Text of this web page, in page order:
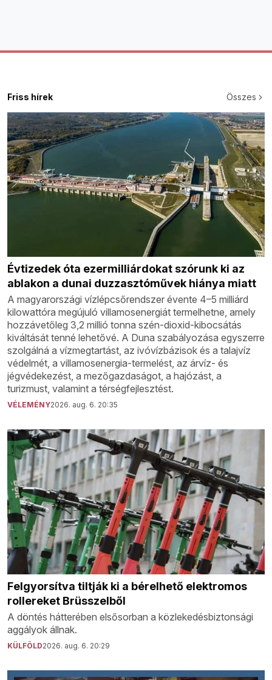
Friss hírek Összes
Évtizedek óta ezermilliárdokat szórunk ki az
ablakon a dunai duzzasztóművek hiánya miatt
A magyarországi vízlépcsőrendszer évente 4–5 milliárd
kilowattóra megújuló villamosenergiát termelhetne, amely
hozzávetőleg 3,2 millió tonna szén-dioxid-kibocsátás
kiváltását tenné lehetővé. A Duna szabályozása egyszerre
szolgálná a vízmegtartást, az ivóvízbázisok és a talajvíz
védelmét, a villamosenergia-termelést, az árvíz- és
jégvédekezést, a mezőgazdaságot, a hajózást, a
turizmust, valamint a térségfejlesztést.
VÉLEMÉNY2026. aug. 6. 20:35
Felgyorsítva tiltják ki a bérelhető elektromos
rollereket Brüsszelből
A döntés hátterében elsősorban a közlekedésbiztonsági
aggályok állnak.
KÜLFÖLD2026. aug. 6. 20:29